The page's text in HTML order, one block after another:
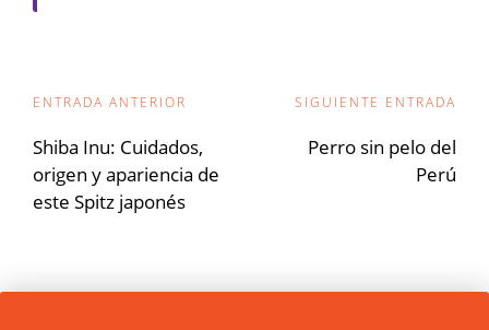
Navegación
de
entradas
ENTRADA ANTERIOR
Shiba Inu: Cuidados,
origen y apariencia de
este Spitz japonés
SIGUIENTE ENTRADA
Perro sin pelo del
Perú